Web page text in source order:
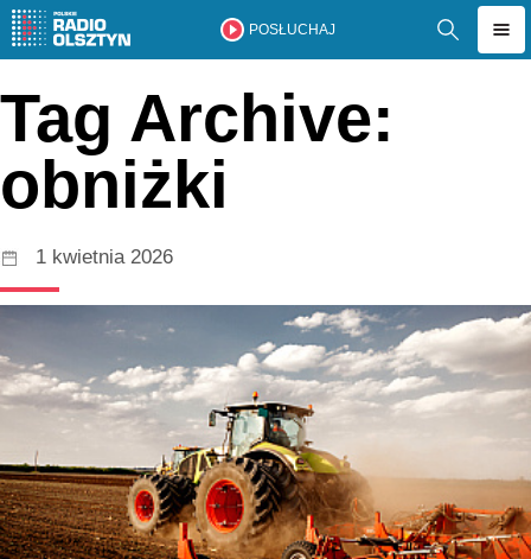
POSŁUCHAJ
Tag Archive:
obniżki
1 kwietnia 2026